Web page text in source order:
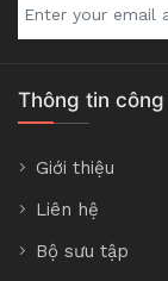
Thông tin
Giới thiệu
Liên hệ
Bộ sưu tập